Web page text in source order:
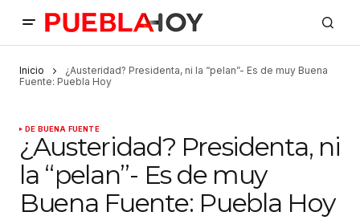
Inicio
¿Austeridad? Presidenta, ni la “pelan”- Es de muy Buena
Fuente: Puebla Hoy
DE BUENA FUENTE
¿Austeridad? Presidenta, ni
la “pelan”- Es de muy
Buena Fuente: Puebla Hoy